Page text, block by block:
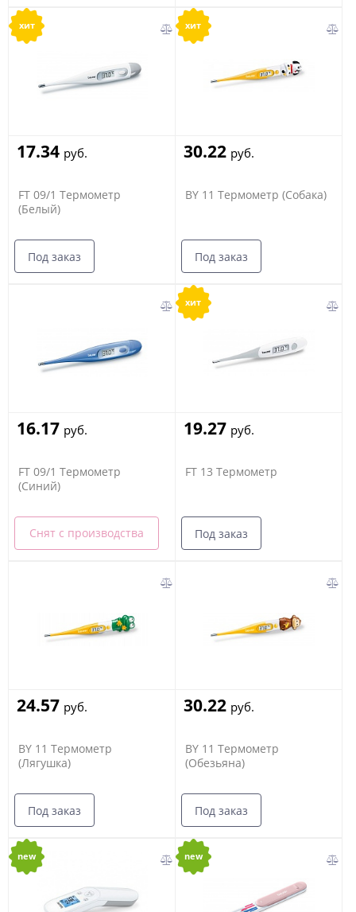
хит
17.34 руб.
FT 09/1 Термометр
(Белый)
Под заказ
хит
30.22 руб.
BY 11 Термометр (Собака)
Под заказ
16.17 руб.
FT 09/1 Термометр
(Синий)
Снят с производства
хит
19.27 руб.
FT 13 Термометр
Под заказ
24.57 руб.
BY 11 Термометр
(Лягушка)
Под заказ
30.22 руб.
BY 11 Термометр
(Обезьяна)
Под заказ
new new